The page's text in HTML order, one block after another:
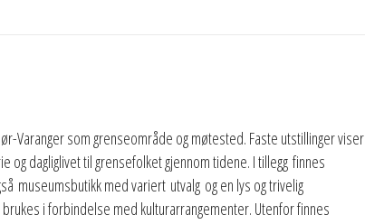
Varanger som grenseområde og møtested. Faste utstillinger viser
og dagliglivet til grensefolket gjennom tidene. I tillegg finnes
museumsbutikk med variert utvalg og en lys og trivelig
i forbindelse med kulturarrangementer. Utenfor finnes